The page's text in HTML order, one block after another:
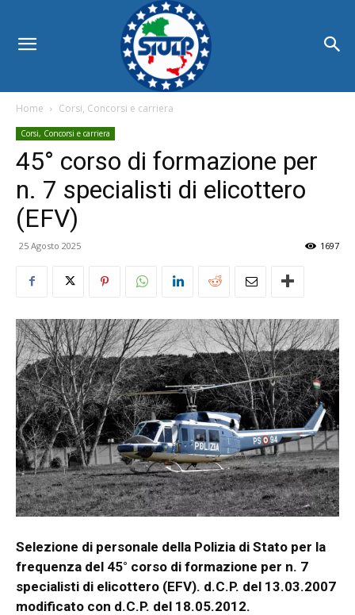
Home Corsi, Concorsi e carriera
Corsi, Concorsi e carriera
45° corso di formazione per
n. 7 specialisti di elicottero
(EFV)
25 Agosto 2025 1697
Selezione di personale della Polizia di Stato per la
frequenza del 45° corso di formazione per n. 7
specialisti di elicottero (EFV). d.C.P. del 13.03.2007
modificato con d.C.P. del 18.05.2012.